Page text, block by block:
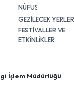
NÜFUS
GEZİLECEK YERLER
FESTİVALLER VE
ETKİNLİKLER
İşlem Müdürlüğü